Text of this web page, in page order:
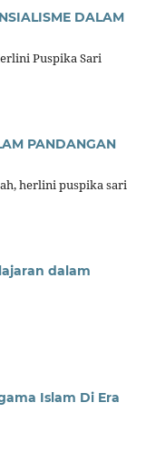
DALAM
Puspika Sari
PANDANGAN
herlini puspika sari
dalam
Islam Di Era